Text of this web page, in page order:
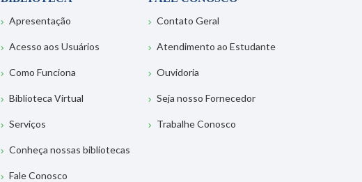
Apresentação
Acesso aos Usuários
Como Funciona
Biblioteca Virtual
Serviços
Conheça nossas bibliotecas
Fale Conosco
Contato Geral
Atendimento ao Estudante
Ouvidoria
Seja nosso Fornecedor
Trabalhe Conosco